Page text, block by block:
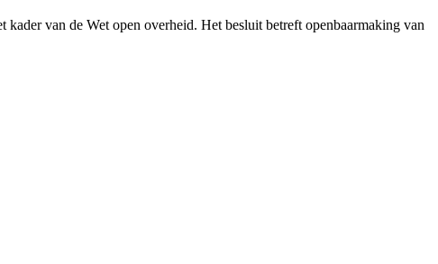
van de Wet open overheid. Het besluit betreft openbaarmaking van